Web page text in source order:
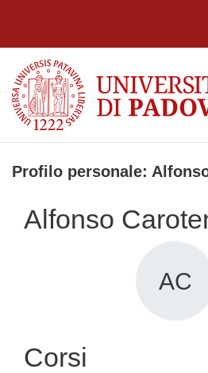
Profilo personale:
Alfonso
AC
Corsi